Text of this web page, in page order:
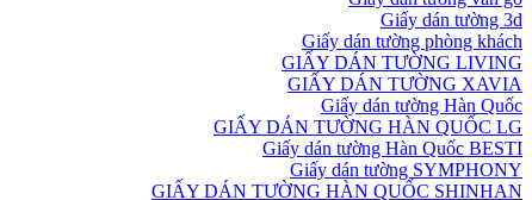
Giấy dán tường 3d
Giấy dán tường phòng khách
GIẤY DÁN TƯỜNG LIVING
GIẤY DÁN TƯỜNG XAVIA
Giấy dán tường Hàn Quốc
GIẤY DÁN TƯỜNG HÀN QUỐC LG
Giấy dán tường Hàn Quốc BESTI
Giấy dán tường SYMPHONY
GIẤY DÁN TƯỜNG HÀN QUỐC SHINHAN